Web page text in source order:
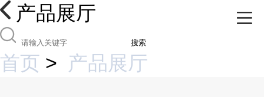
产品展厅
搜索
首页 > 产品展厅